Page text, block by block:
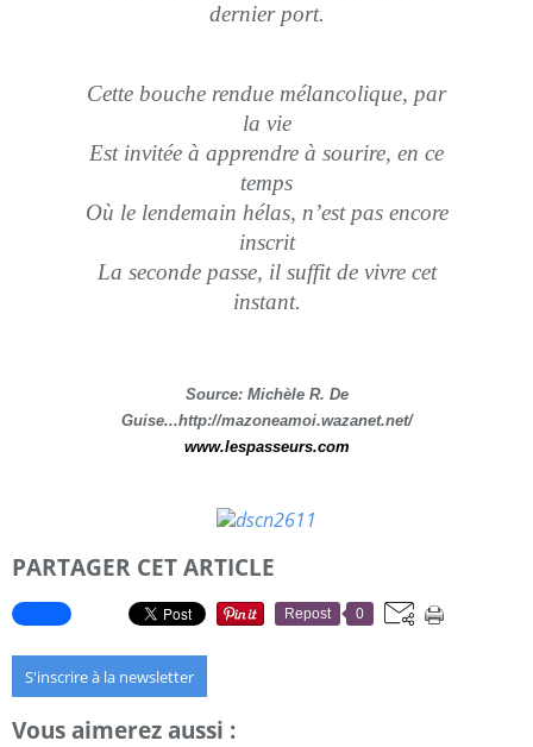
dernier port.
Cette bouche rendue mélancolique, par
la vie
Est invitée à apprendre à sourire, en ce
temps
Où le lendemain hélas, n’est pas encore
inscrit
La seconde passe, il suffit de vivre cet
instant.
Source: Michèle R. De
Guise...http://mazoneamoi.wazanet.net/
www.lespasseurs.com
PARTAGER CET ARTICLE
Repost 0
S'inscrire à la newsletter
Vous aimerez aussi :